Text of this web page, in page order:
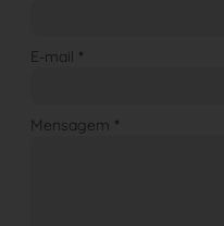
E-mail *
Mensagem *